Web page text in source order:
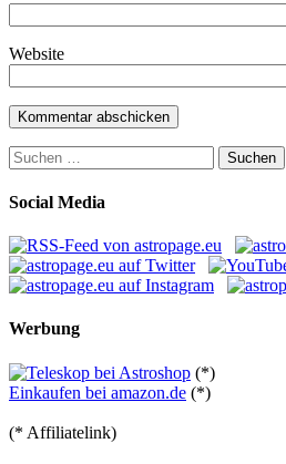
Website
Suchen
nach:
Social Media
Werbung
(*)
Einkaufen bei amazon.de (*)
(* Affiliatelink)